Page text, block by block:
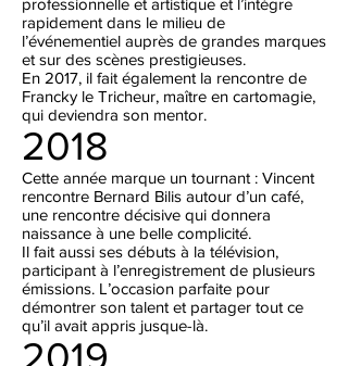
professionnelle et artistique et l’intègre
rapidement dans le milieu de
l’événementiel auprès de grandes marques
et sur des scènes prestigieuses.
En 2017, il fait également la rencontre de
Francky le Tricheur, maître en cartomagie,
qui deviendra son mentor.
2018
Cette année marque un tournant : Vincent
rencontre Bernard Bilis autour d’un café,
une rencontre décisive qui donnera
naissance à une belle complicité.
Il fait aussi ses débuts à la télévision,
participant à l’enregistrement de plusieurs
émissions. L’occasion parfaite pour
démontrer son talent et partager tout ce
qu’il avait appris jusque-là.
2019